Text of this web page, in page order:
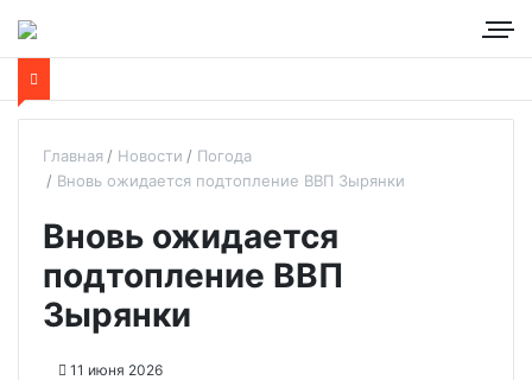
Главная Новости
Погода
Вновь ожидается подтопление ВВП Зырянки
Вновь ожидается
подтопление ВВП
Зырянки
11 июня 2026